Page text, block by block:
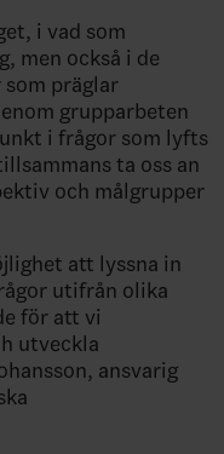
i vad som
men också i de
präglar
grupparbeten
i frågor som lyfts
ta oss an
och målgrupper
att lyssna in
utifrån olika
för att vi
utveckla
ansvarig